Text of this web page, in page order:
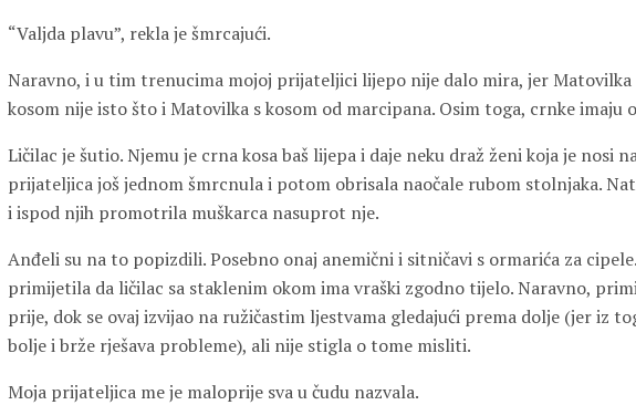
“Valjda plavu”, rekla je šmrcajući.
Naravno, i u tim trenucima mojoj prijateljici lijepo nije dalo mira, jer Matovilka
kosom nije isto što i Matovilka s kosom od marcipana. Osim toga, crnke imaju
Ličilac je šutio. Njemu je crna kosa baš lijepa i daje neku draž ženi koja je nosi
prijateljica još jednom šmrcnula i potom obrisala naočale rubom stolnjaka.
i ispod njih promotrila muškarca nasuprot nje.
Anđeli su na to popizdili. Posebno onaj anemični i sitničavi s ormarića za
primijetila da ličilac sa staklenim okom ima vraški zgodno tijelo. Naravno,
prije, dok se ovaj izvijao na ružičastim ljestvama gledajući prema dolje (jer iz
bolje i brže rješava probleme), ali nije stigla o tome misliti.
Moja prijateljica me je maloprije sva u čudu nazvala.